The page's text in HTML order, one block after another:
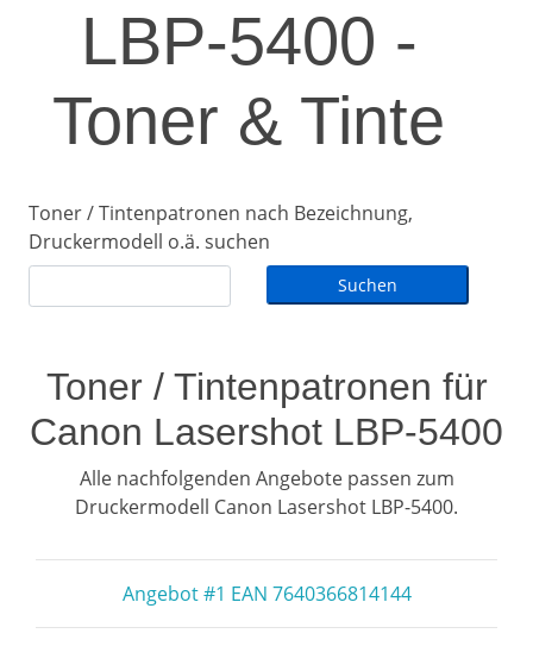
LBP-5400 -
Toner & Tinte
Toner / Tintenpatronen nach Bezeichnung,
Druckermodell o.ä. suchen
Toner / Tintenpatronen für
Canon Lasershot LBP-5400
Alle nachfolgenden Angebote passen zum
Druckermodell Canon Lasershot LBP-5400.
Angebot #1 EAN 7640366814144